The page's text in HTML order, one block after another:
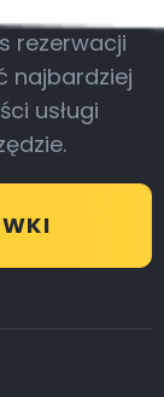
rezerwacji
najbardziej
usługi